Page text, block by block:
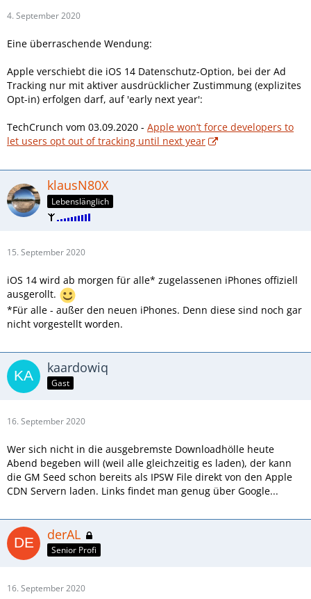
4. September 2020
Eine überraschende Wendung:
Apple verschiebt die iOS 14 Datenschutz-Option, bei der Ad
Tracking nur mit aktiver ausdrücklicher Zustimmung (explizites
Opt-in) erfolgen darf, auf 'early next year':
TechCrunch vom 03.09.2020 - Apple won’t force developers to
let users opt out of tracking until next year
klausN80X
Lebenslänglich
15. September 2020
iOS 14 wird ab morgen für alle* zugelassenen iPhones offiziell
ausgerollt.
*Für alle - außer den neuen iPhones. Denn diese sind noch gar
nicht vorgestellt worden.
kaardowiq
Gast
16. September 2020
Wer sich nicht in die ausgebremste Downloadhölle heute
Abend begeben will (weil alle gleichzeitig es laden), der kann
die GM Seed schon bereits als IPSW File direkt von den Apple
CDN Servern laden. Links findet man genug über Google...
derAL
Senior Profi
16. September 2020